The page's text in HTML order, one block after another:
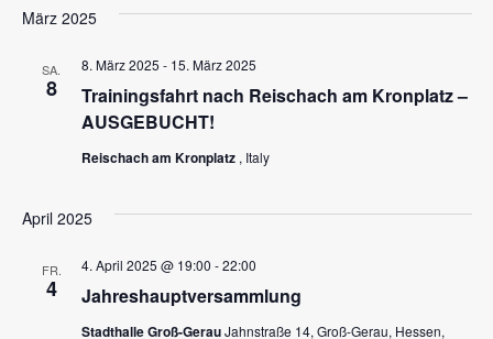
t
i
n
März 2025
SA.
8
Trainingsfahrt nach Reischach am Kronplatz –
AUSGEBUCHT!
8. März 2025 - 15. März 2025
Reischach am Kronplatz , Italy
April 2025
FR.
4 Jahreshauptversammlung
4. April 2025 @ 19:00 -22:00
Stadthalle Groß-GerauJahnstraße 14, Groß-Gerau, Hessen,